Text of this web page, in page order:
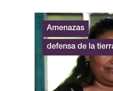
Amenazas
defensa de la